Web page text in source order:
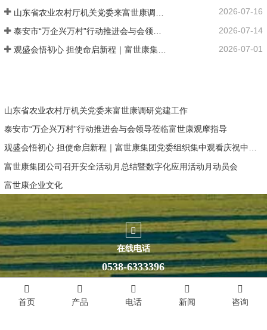
2026-07-16
2026-07-14
观盛会悟初心 担使命启新程｜富世康集团党委组织集中观看庆祝中国共产党成立105周年大会直播 2026-07-01
山东省农业农村厅机关党委来富世康调研党建工作
泰安市“万企兴万村”行动推进会与会领导莅临富世康观摩指导
观盛会悟初心 担使命启新程｜富世康集团党委组织集中观看庆祝中国共产党成立105周年大会直播
富世康集团公司召开安全活动月总结暨数字化应用活动月动员会
富世康企业文化
在线电话
0538-6333396
首页 产品 电话 新闻 咨询